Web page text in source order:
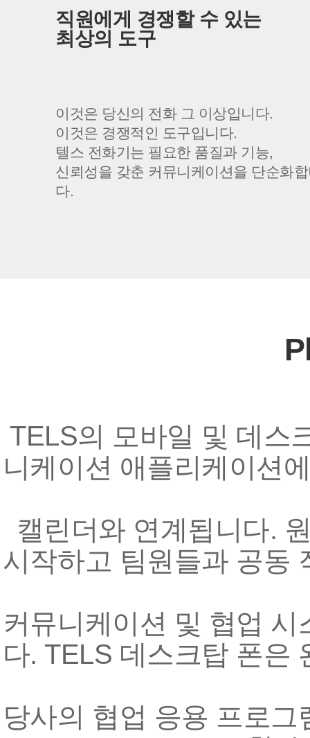
직원에게 경쟁할 수 있는
최상의 도구
이것은 당신의 전화 그 이상입니다.
이것은 경쟁적인 도구입니다.
텔스 전화기는 필요한 품질과 기능,
신뢰성을 갖춘 커뮤니케이션을 단순화
다.
TELS의 모바일 및 데스
니케이션 애플리케이션
캘린더와 연계됩니다.
시작하고 팀원들과 공동
커뮤니케이션 및 협업
다. TELS 데스크탑 폰은
당사의 협업 응용 프로